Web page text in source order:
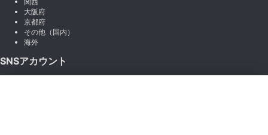
大阪府
京都府
その他（国内）
海外
SNSアカウント